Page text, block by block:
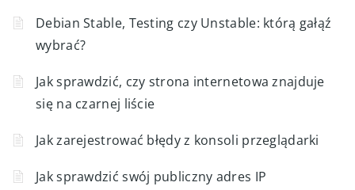
Debian Stable, Testing czy Unstable: którą gałąź
wybrać?
Jak sprawdzić, czy strona internetowa znajduje
się na czarnej liście
Jak zarejestrować błędy z konsoli przeglądarki
Jak sprawdzić swój publiczny adres IP